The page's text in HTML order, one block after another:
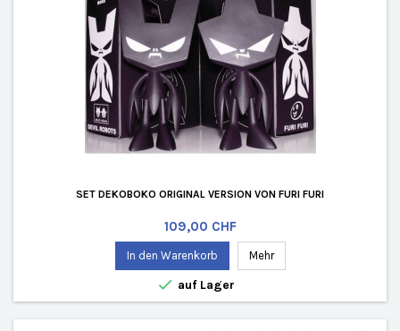
SET DEKOBOKO ORIGINAL VERSION VON FURI FURI
Preis
109,00 CHF
In den Warenkorb Mehr
 auf Lager